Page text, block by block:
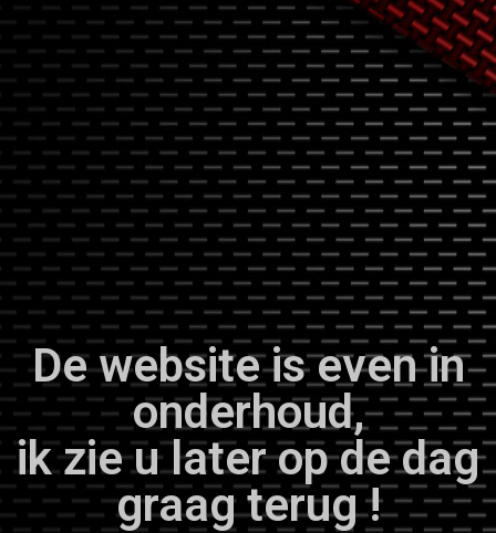
De website is even in
onderhoud,
ik zie u later op de dag
graag terug !